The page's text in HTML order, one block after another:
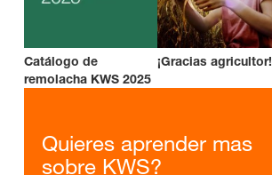
Catálogo de
remolacha KWS 2025
¡Gracias agricultor!
Quieres aprender mas
sobre KWS?